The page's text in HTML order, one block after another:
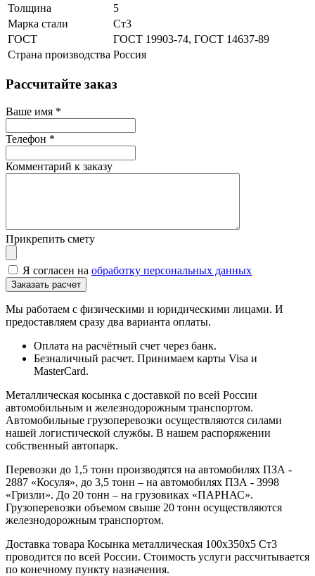
Толщина
5
Марка стали
Ст3
ГОСТ
ГОСТ 19903-74, ГОСТ 14637-89
Страна производства Россия
Рассчитайте заказ
Ваше имя *
Телефон *
Комментарий к заказу
Прикрепить смету
Я согласен на обработку персональных данных
Мы работаем с физическими и юридическими лицами. И
предоставляем сразу два варианта оплаты.
Оплата на расчётный счет через банк.
Безналичный расчет. Принимаем карты Visa и
MasterCard.
Металлическая косынка с доставкой по всей России
автомобильным и железнодорожным транспортом.
Автомобильные грузоперевозки осуществляются силами
нашей логистической службы. В нашем распоряжении
собственный автопарк.
Перевозки до 1,5 тонн производятся на автомобилях ПЗА -
2887 «Косуля», до 3,5 тонн – на автомобилях ПЗА - 3998
«Гризли». До 20 тонн – на грузовиках «ПАРНАС».
Грузоперевозки объемом свыше 20 тонн осуществляются
железнодорожным транспортом.
Доставка товара Косынка металлическая 100х350х5 Ст3
проводится по всей России. Стоимость услуги рассчитывается
по конечному пункту назначения.